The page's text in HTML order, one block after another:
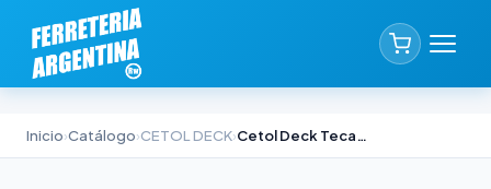
Inicio›Catálogo›CETOL DECK› Cetol Deck Teca 4lts